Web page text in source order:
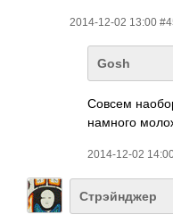
2014-12-02 13:00
Gosh
Совсем
намного
2014-12-02
Стрэйнджер